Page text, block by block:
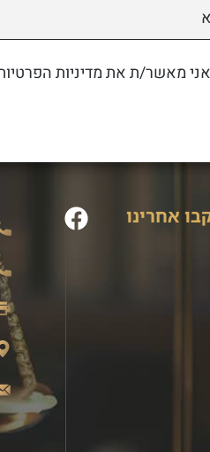
מאשר/ת את מדיניות
אחרינו